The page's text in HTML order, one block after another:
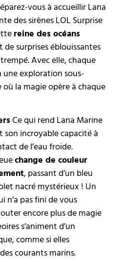
vous à accueillir Lana
des sirènes LOL Surprise
reine des océans
surprises éblouissantes
Avec elle, chaque
une exploration sous-
la magie opère à chaque
Ce qui rend Lana Marine
son incroyable capacité à
de l’eau froide.
change de couleur
, passant d’un bleu
nacré mystérieux ! Un
n’a pas fini de vous
encore plus de magie
s’animent d’un
comme si elles
courants marins.